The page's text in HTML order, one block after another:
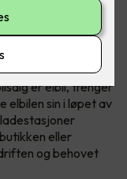
antall
for
Marthe Thu
er elbil, trenger
elbilen sin i løpet av
eller
og behovet